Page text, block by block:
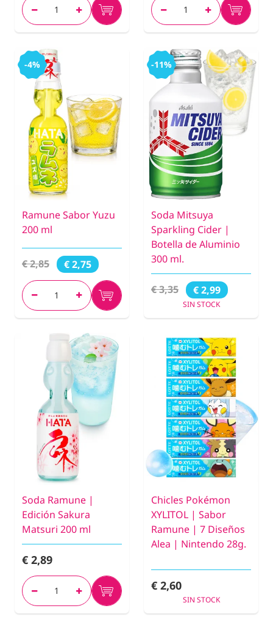
-4%
Ramune Sabor Yuzu
200 ml
€ 2,85 € 2,75
-11%
Soda Mitsuya
Sparkling Cider |
Botella de Aluminio
300 ml.
€ 3,35 € 2,99
SIN STOCK
Soda Ramune |
Edición Sakura
Matsuri 200 ml
€ 2,89
Chicles Pokémon
XYLITOL | Sabor
Ramune | 7 Diseños
Alea | Nintendo 28g.
€ 2,60
SIN STOCK